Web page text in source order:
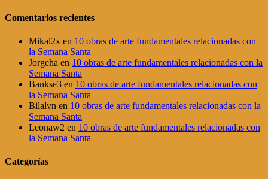
Comentarios recientes
Mikal2x en 10 obras de arte fundamentales relacionadas con
la Semana Santa
Jorgeha en 10 obras de arte fundamentales relacionadas con la
Semana Santa
Bankse3 en 10 obras de arte fundamentales relacionadas con
la Semana Santa
Bilalvn en 10 obras de arte fundamentales relacionadas con la
Semana Santa
Leonaw2 en 10 obras de arte fundamentales relacionadas con
la Semana Santa
Categorías